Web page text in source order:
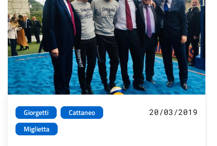
Giorgetti
Cattaneo
Miglietta
20/03/2019